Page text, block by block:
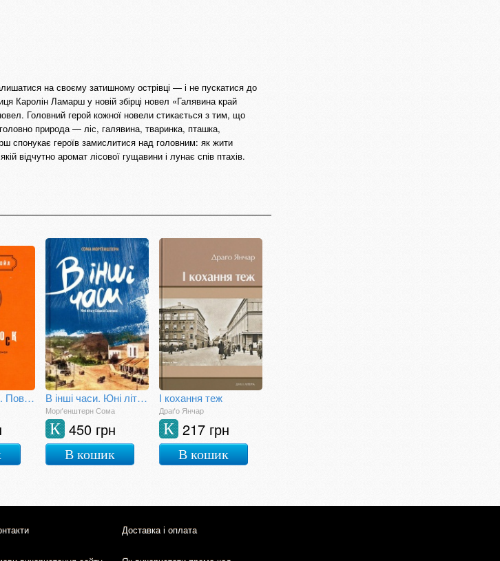
на своєму затишному острівці — і не пускатися до
Каролін Ламарш у новій збірці новел «Галявина край
Головний герой кожної новели стикається з тим, що
природа — ліс, галявина, тваринка, пташка,
спонукає героїв замислитися над головним: як жити
відчутно аромат лісової гущавини і лунає спів птахів.
Шерлок Голмс. Повне видання у двох томах. Том І В інші часи. Юні літа у Східній Галачині
Морґенштерн Сома
450 грн
К
В кошик
І кохання теж
Драґо Янчар
217 грн
К
В кошик
Доставка і оплата